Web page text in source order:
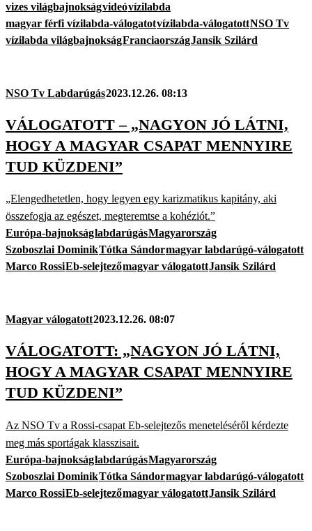
vizes világbajnokságvideóvízilabda
magyar férfi vízilabda-válogatotvízilabda-válogatottNSO Tv
vízilabda világbajnokságFranciaországJansik Szilárd
NSO Tv Labdarúgás2023.12.26. 08:13
VÁLOGATOTT – „NAGYON JÓ LÁTNI,
HOGY A MAGYAR CSAPAT MENNYIRE
TUD KÜZDENI”
„Elengedhetetlen, hogy legyen egy karizmatikus kapitány, aki
összefogja az egészet, megteremtse a kohéziót.”
Európa-bajnokságlabdarúgásMagyarország
Szoboszlai DominikTótka Sándormagyar labdarúgó-válogatott
Marco RossiEb-selejtezőmagyar válogatottJansik Szilárd
Magyar válogatott2023.12.26. 08:07
VÁLOGATOTT: „NAGYON JÓ LÁTNI,
HOGY A MAGYAR CSAPAT MENNYIRE
TUD KÜZDENI”
Az NSO Tv a Rossi-csapat Eb-selejtezős meneteléséről kérdezte
meg más sportágak klasszisait.
Európa-bajnokságlabdarúgásMagyarország
Szoboszlai DominikTótka Sándormagyar labdarúgó-válogatott
Marco RossiEb-selejtezőmagyar válogatottJansik Szilárd